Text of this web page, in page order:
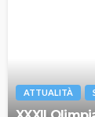
ATTUALITÀ